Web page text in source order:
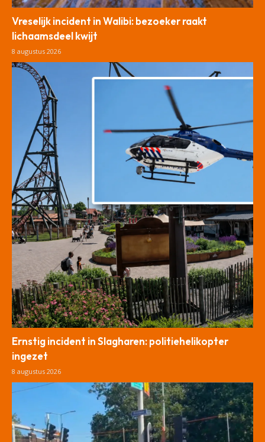
Vreselijk incident in Walibi: bezoeker raakt
lichaamsdeel kwijt
8 augustus 2026
Ernstig incident in Slagharen: politiehelikopter
ingezet
8 augustus 2026